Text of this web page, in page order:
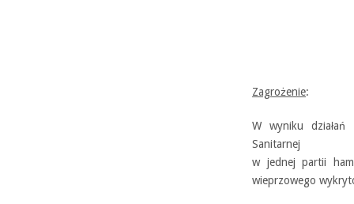
Zagrożenie:
W wyniku działań
Sanitarnej
w jednej partii
wieprzowego